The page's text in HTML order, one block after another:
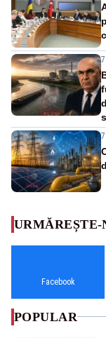
URMĂREȘTE-
Facebook
POPULAR